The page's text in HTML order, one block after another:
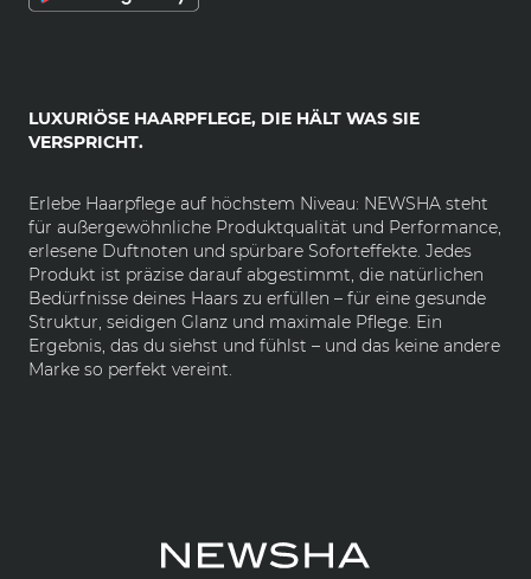
LUXURIÖSE HAARPFLEGE, DIE HÄLT WAS SIE
VERSPRICHT.
Erlebe Haarpflege auf höchstem Niveau: NEWSHA steht
für außergewöhnliche Produktqualität und Performance,
erlesene Duftnoten und spürbare Soforteffekte. Jedes
Produkt ist präzise darauf abgestimmt, die natürlichen
Bedürfnisse deines Haars zu erfüllen – für eine gesunde
Struktur, seidigen Glanz und maximale Pflege. Ein
Ergebnis, das du siehst und fühlst – und das keine andere
Marke so perfekt vereint.